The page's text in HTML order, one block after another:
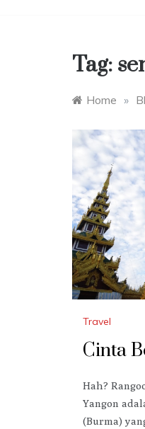
Tag:
Home »
Travel
Cinta
Hah?
Yangon
(Burma)